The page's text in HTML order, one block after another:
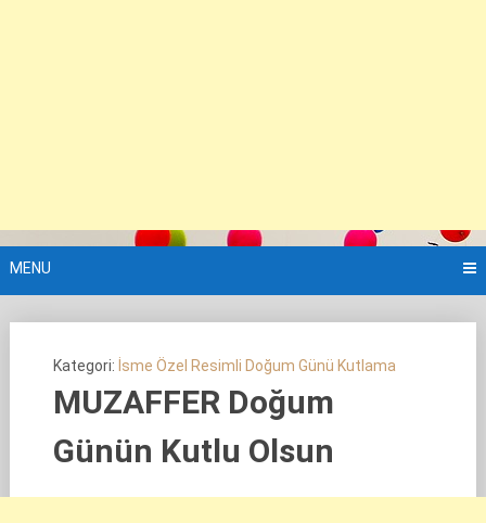
MENU
Kategori: İsme Özel Resimli Doğum Günü Kutlama
MUZAFFER Doğum
Günün Kutlu Olsun